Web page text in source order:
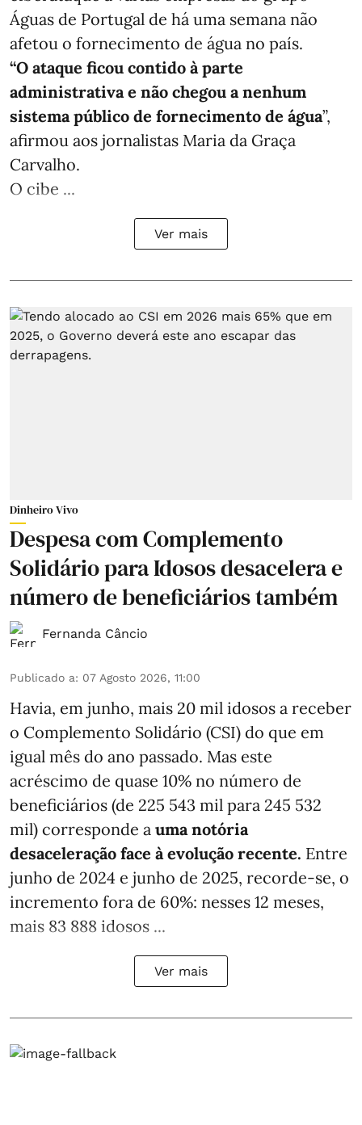
Águas de Portugal de há uma semana não
afetou o fornecimento de água no país.
“O ataque ficou contido à parte
administrativa e não chegou a nenhum
sistema público de fornecimento de água”,
afirmou aos jornalistas Maria da Graça
Carvalho.
O cibe ...
Ver mais
Dinheiro Vivo
Despesa com Complemento
Solidário para Idosos desacelera e
número de beneficiários também
Fernanda Câncio
Publicado a: 07 Agosto 2026, 11:00
Havia, em junho, mais 20 mil idosos a receber
o Complemento Solidário (CSI) do que em
igual mês do ano passado. Mas este
acréscimo de quase 10% no número de
beneficiários (de 225 543 mil para 245 532
mil) corresponde a uma notória
desaceleração face à evolução recente. Entre
junho de 2024 e junho de 2025, recorde-se, o
incremento fora de 60%: nesses 12 meses,
mais 83 888 idosos ...
Ver mais